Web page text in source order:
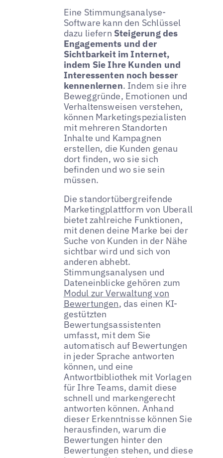
Eine Stimmungsanalyse-
Software kann den Schlüssel
dazu liefern Steigerung des
Engagements und der
Sichtbarkeit im Internet,
indem Sie Ihre Kunden und
Interessenten noch besser
kennenlernen. Indem sie ihre
Beweggründe, Emotionen und
Verhaltensweisen verstehen,
können Marketingspezialisten
mit mehreren Standorten
Inhalte und Kampagnen
erstellen, die Kunden genau
dort finden, wo sie sich
befinden und wo sie sein
müssen.
Die standortübergreifende
Marketingplattform von Uberall
bietet zahlreiche Funktionen,
mit denen deine Marke bei der
Suche von Kunden in der Nähe
sichtbar wird und sich von
anderen abhebt.
Stimmungsanalysen und
Dateneinblicke gehören zum
Modul zur Verwaltung von
Bewertungen, das einen KI-
gestützten
Bewertungsassistenten
umfasst, mit dem Sie
automatisch auf Bewertungen
in jeder Sprache antworten
können, und eine
Antwortbibliothek mit Vorlagen
für Ihre Teams, damit diese
schnell und markengerecht
antworten können. Anhand
dieser Erkenntnisse können Sie
herausfinden, warum die
Bewertungen hinter den
Bewertungen stehen, und diese